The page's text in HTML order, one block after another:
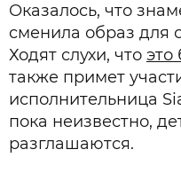
Оказалось, что
сменила образ для
Ходят слухи, что это
также примет
исполнительница
пока неизвестно,
разглашаются.